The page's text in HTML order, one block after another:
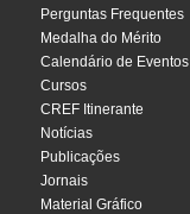
Perguntas Frequentes
Medalha do Mérito
Calendário de Eventos
Cursos
CREF Itinerante
Notícias
Publicações
Jornais
Material Gráfico